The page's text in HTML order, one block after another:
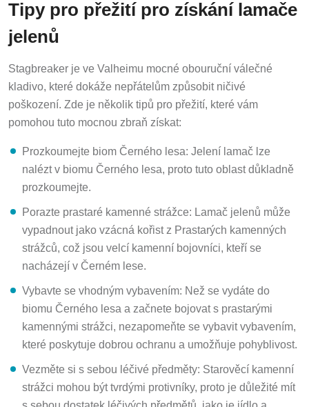
Tipy pro přežití pro získání lamače
jelenů
Stagbreaker je ve Valheimu mocné obouruční válečné
kladivo, které dokáže nepřátelům způsobit ničivé
poškození. Zde je několik tipů pro přežití, které vám
pomohou tuto mocnou zbraň získat:
Prozkoumejte biom Černého lesa: Jelení lamač lze
nalézt v biomu Černého lesa, proto tuto oblast důkladně
prozkoumejte.
Porazte prastaré kamenné strážce: Lamač jelenů může
vypadnout jako vzácná kořist z Prastarých kamenných
strážců, což jsou velcí kamenní bojovníci, kteří se
nacházejí v Černém lese.
Vybavte se vhodným vybavením: Než se vydáte do
biomu Černého lesa a začnete bojovat s prastarými
kamennými strážci, nezapomeňte se vybavit vybavením,
které poskytuje dobrou ochranu a umožňuje pohyblivost.
Vezměte si s sebou léčivé předměty: Starověcí kamenní
strážci mohou být tvrdými protivníky, proto je důležité mít